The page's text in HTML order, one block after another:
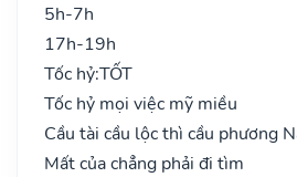
5h-7h
17h-19h
Tốc hỷ:TỐT
Tốc hỷ mọi việc mỹ miều
Cầu tài cầu lộc thì cầu phương
Mất của chẳng phải đi tìm